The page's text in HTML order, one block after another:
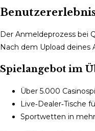
Der Anmeldeprozess bei
Nach dem Upload deines
Spielangebot im
Über 5.000
Live‑Dealer‑Tische
Sportwetten in